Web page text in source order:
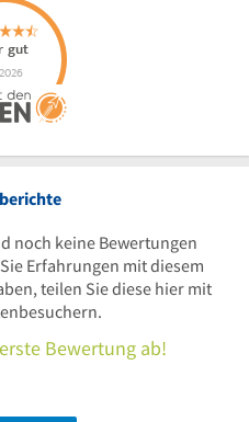
noch keine Bewertungen
Erfahrungen mit diesem
teilen Sie diese hier mit
Bewertung ab!